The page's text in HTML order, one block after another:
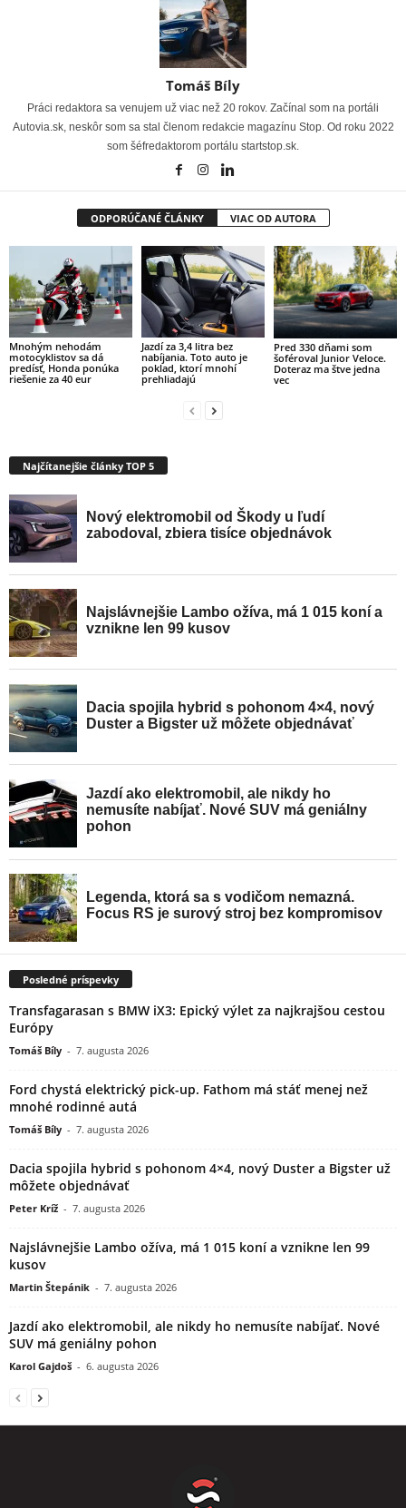
Tomáš Bíly
Práci redaktora sa venujem už viac než 20 rokov. Začínal som na portáli
Autovia.sk, neskôr som sa stal členom redakcie magazínu Stop. Od roku 2022
som šéfredaktorom portálu startstop.sk.
ODPORÚČANÉ ČLÁNKY VIAC OD AUTORA
Mnohým nehodám
motocyklistov sa dá
predísť, Honda ponúka
riešenie za 40 eur
Jazdí za 3,4 litra bez
nabíjania. Toto auto je
poklad, ktorí mnohí
prehliadajú
Pred 330 dňami som
šoféroval Junior Veloce.
Doteraz ma štve jedna
vec
Najčítanejšie články TOP 5
Posledné príspevky
Transfagarasan s BMW iX3: Epický výlet za najkrajšou cestou
Európy
Tomáš Bíly - 7. augusta 2026
Ford chystá elektrický pick-up. Fathom má stáť menej než
mnohé rodinné autá
Tomáš Bíly - 7. augusta 2026
Dacia spojila hybrid s pohonom 4×4, nový Duster a Bigster už
môžete objednávať
Peter Kríž - 7. augusta 2026
Najslávnejšie Lambo ožíva, má 1 015 koní a vznikne len 99
kusov
Martin Štepánik - 7. augusta 2026
Jazdí ako elektromobil, ale nikdy ho nemusíte nabíjať. Nové
SUV má geniálny pohon
Karol Gajdoš - 6. augusta 2026